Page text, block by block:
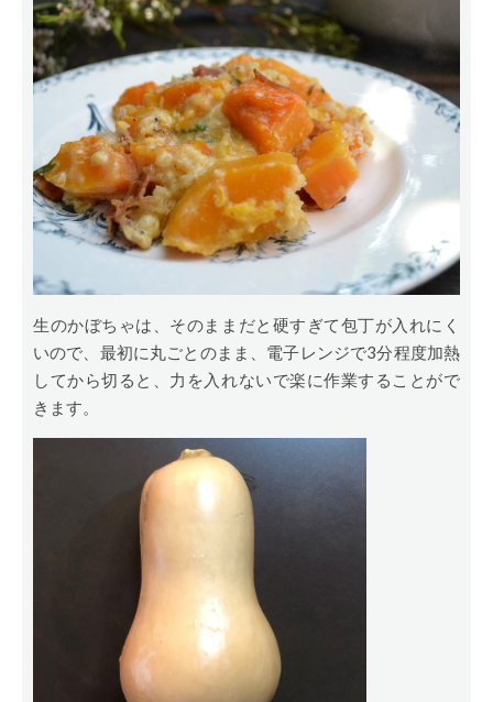
生のかぼちゃは、そのままだと硬すぎて包丁が入れにく
いので、最初に丸ごとのまま、電子レンジで3分程度加熱
してから切ると、力を入れないで楽に作業することがで
きます。